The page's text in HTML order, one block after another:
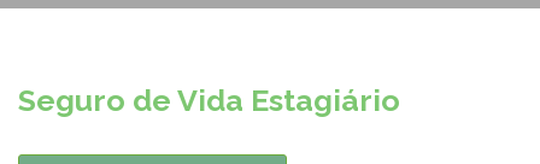
Seguro de Vida Estagiário